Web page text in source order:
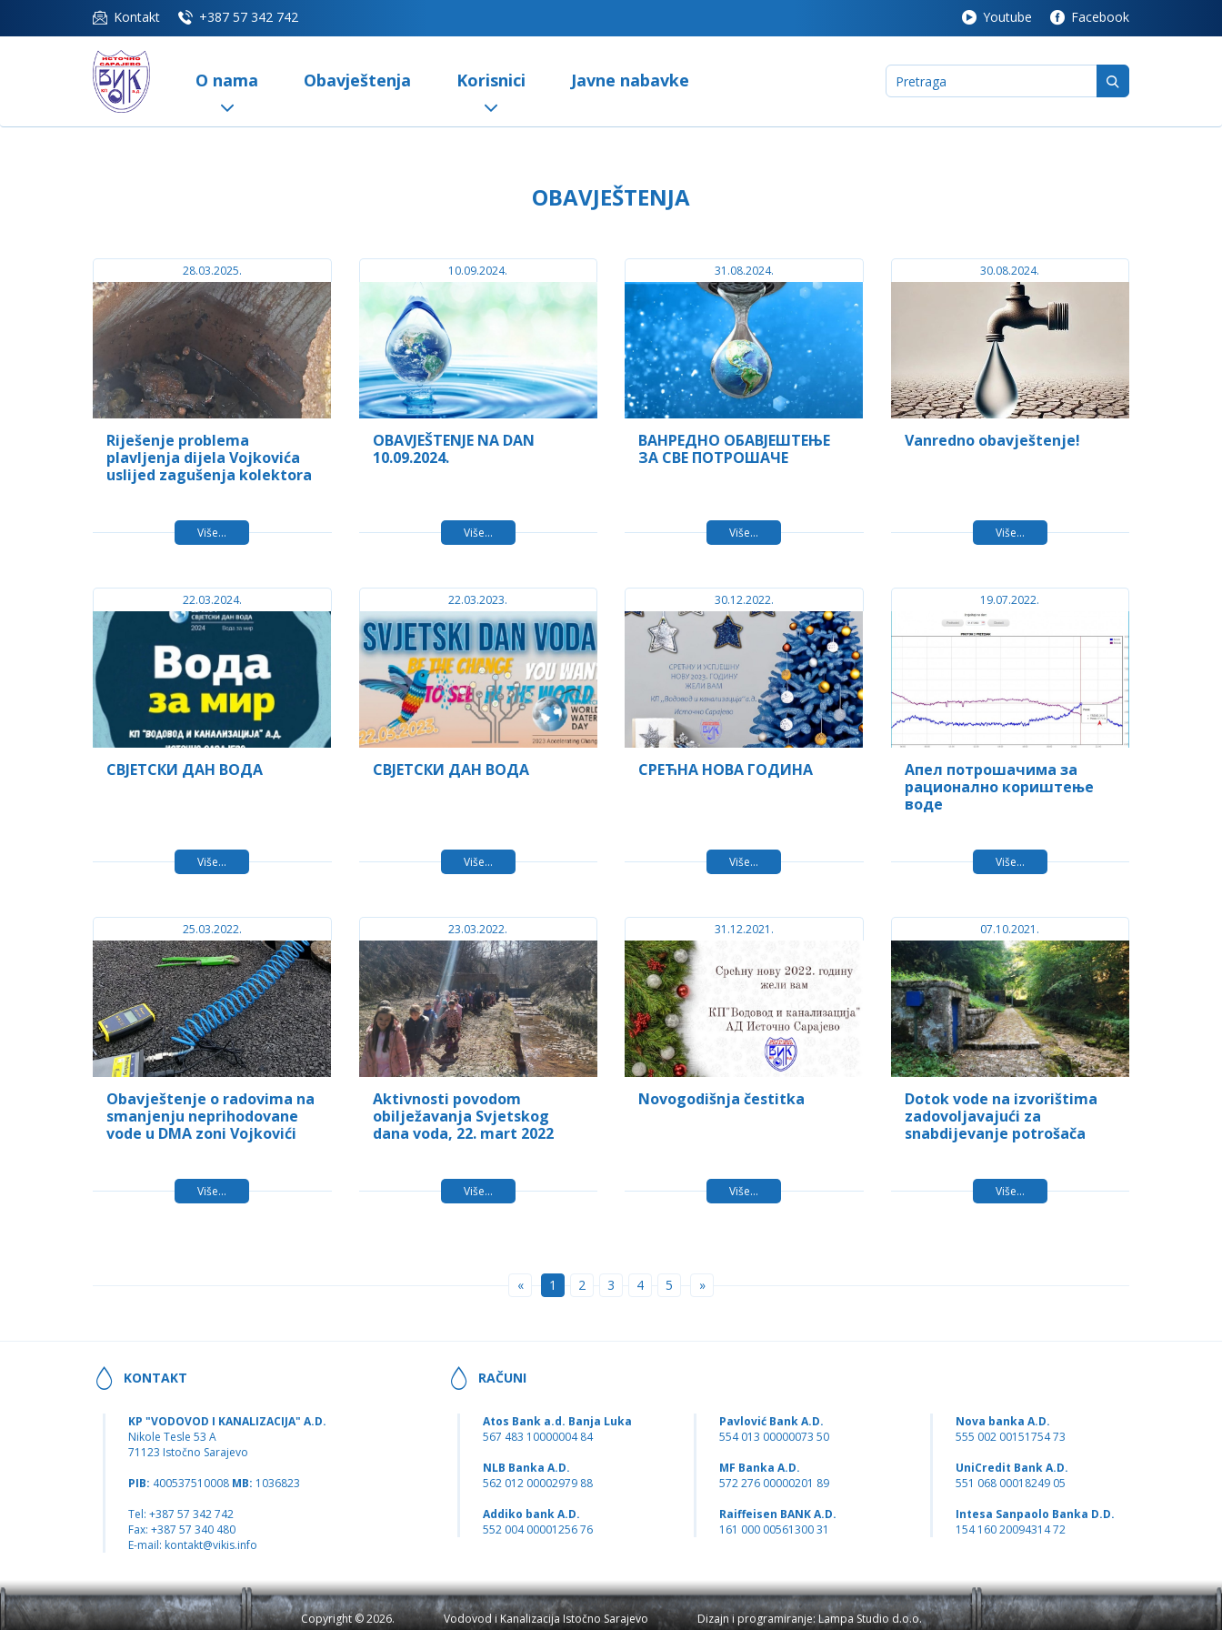
Kontakt +387 57 342 742 Youtube Facebook
O nama Obavještenja Korisnici Javne nabavke
OBAVJEŠTENJA
28.03.2025.
Riješenje problema
plavljenja dijela Vojkovića
uslijed zagušenja kolektora
Više...
10.09.2024.
OBAVJEŠTENJE NA DAN
10.09.2024.
Više...
31.08.2024.
ВАНРЕДНО ОБАВЈЕШТЕЊЕ
ЗА СВЕ ПОТРОШАЧЕ
Više...
30.08.2024.
Vanredno obavještenje!
Više...
22.03.2024.
СВЈЕТСКИ ДАН ВОДА
Više...
22.03.2023.
СВЈЕТСКИ ДАН ВОДА
Više...
30.12.2022.
СРЕЋНА НОВА ГОДИНА
Više...
19.07.2022.
Aпел потрошачима за
рационално кориштење
воде
Više...
25.03.2022.
Obavještenje o radovima na
smanjenju neprihodovane
vode u DMA zoni Vojkovići
Više...
23.03.2022.
Aktivnosti povodom
obilježavanja Svjetskog
dana voda, 22. mart 2022
Više...
31.12.2021.
Novogodišnja čestitka
Više...
07.10.2021.
Dotok vode na izvorištima
zadovoljavajući za
snabdijevanje potrošača
Više...
« 1 2 3 4 5 »
KONTAKT
KP "VODOVOD I KANALIZACIJA" A.D.
Nikole Tesle 53 A
71123 Istočno Sarajevo
PIB: 400537510008 MB: 1036823
Tel: +387 57 342 742
Fax: +387 57 340 480
E-mail: kontakt@vikis.info
RAČUNI
Atos Bank a.d. Banja Luka
567 483 10000004 84
NLB Banka A.D.
562 012 00002979 88
Addiko bank A.D.
552 004 00001256 76
Pavlović Bank A.D.
554 013 00000073 50
MF Banka A.D.
572 276 00000201 89
Raiffeisen BANK A.D.
161 000 00561300 31
Nova banka A.D.
555 002 00151754 73
UniCredit Bank A.D.
551 068 00018249 05
Intesa Sanpaolo Banka D.D.
154 160 20094314 72
Copyright © 2026. Vodovod i Kanalizacija Istočno Sarajevo Dizajn i programiranje: Lampa Studio d.o.o.